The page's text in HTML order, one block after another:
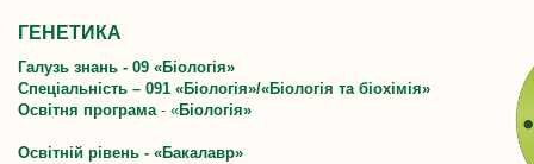
ГЕНЕТИКА
Галузь знань - 09 «Біологія»
Спеціальність – 091 «Біологія»/«Біологія та біохімія»
Освітня програма- «Біологія»
Освітній рівень - «Бакалавр»